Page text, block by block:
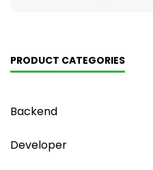
PRODUCT CATEGORIES
Backend
Developer